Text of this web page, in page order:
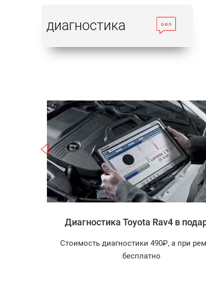
диагностика
Записаться
Диагностика Toyota Rav4 в
Стоимость диагностики 490₽, а при
бесплатно